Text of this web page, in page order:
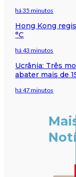
há 35 minutos
Hong Kong
°C
há 43 minutos
Ucrânia: Três
abater mais de
há 47 minutos
Mais